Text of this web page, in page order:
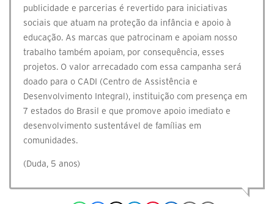
publicidade e parcerias é revertido para iniciativas
sociais que atuam na proteção da infância e apoio à
educação. As marcas que patrocinam e apoiam nosso
trabalho também apoiam, por consequência, esses
projetos. O valor arrecadado com essa campanha será
doado para o CADI (Centro de Assistência e
Desenvolvimento Integral), instituição com presença em
7 estados do Brasil e que promove apoio imediato e
desenvolvimento sustentável de famílias em
comunidades.
(Duda, 5 anos)